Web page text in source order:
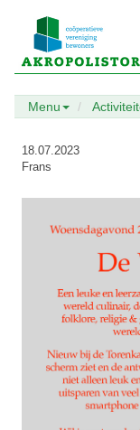
Menu
18.07.2023
Frans